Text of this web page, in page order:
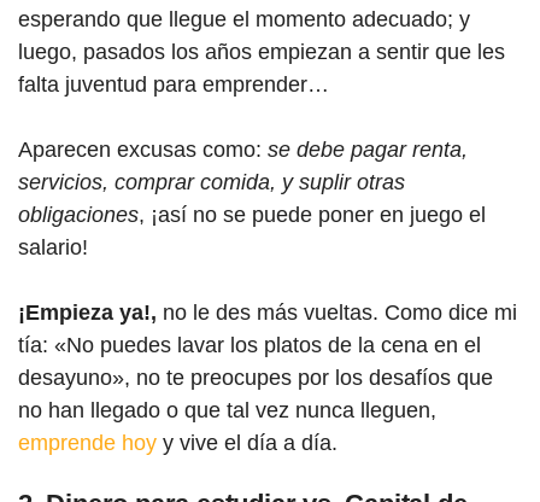
esperando que llegue el momento adecuado; y
luego, pasados los años empiezan a sentir que les
falta juventud para emprender…
Aparecen excusas como: se debe pagar renta,
servicios, comprar comida, y suplir otras
obligaciones, ¡así no se puede poner en juego el
salario!
¡Empieza ya!, no le des más vueltas. Como dice mi
tía: «No puedes lavar los platos de la cena en el
desayuno», no te preocupes por los desafíos que
no han llegado o que tal vez nunca lleguen,
emprende hoy y vive el día a día.